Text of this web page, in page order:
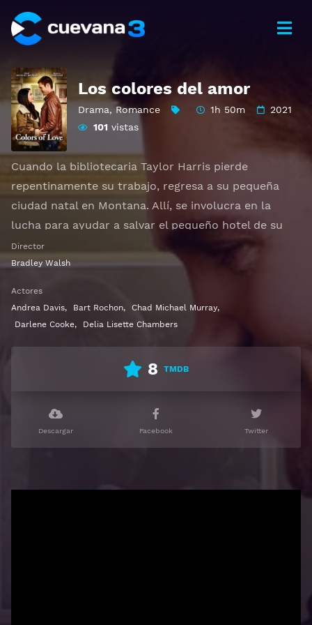
Los colores del amor
Drama, Romance 1h 50m
2021
101 vistas
Cuando la bibliotecaria Taylor Harris pierde
repentinamente su trabajo, regresa a su pequeña
ciudad natal en Montana. Allí, se involucra en la
lucha para ayudar a salvar el pequeño hotel de su
hermano del magnate Joel Sheenan, que quiere
renovarlo.
Ver Colors of Love Gratis HD 1080p 720p | Idioma
Director
Bradley Walsh
Actores
Andrea Davis, Bart Rochon, Chad Michael Murray,
Darlene Cooke, Delia Lisette Chambers
8 TMDB
Descargar Facebook Twitter